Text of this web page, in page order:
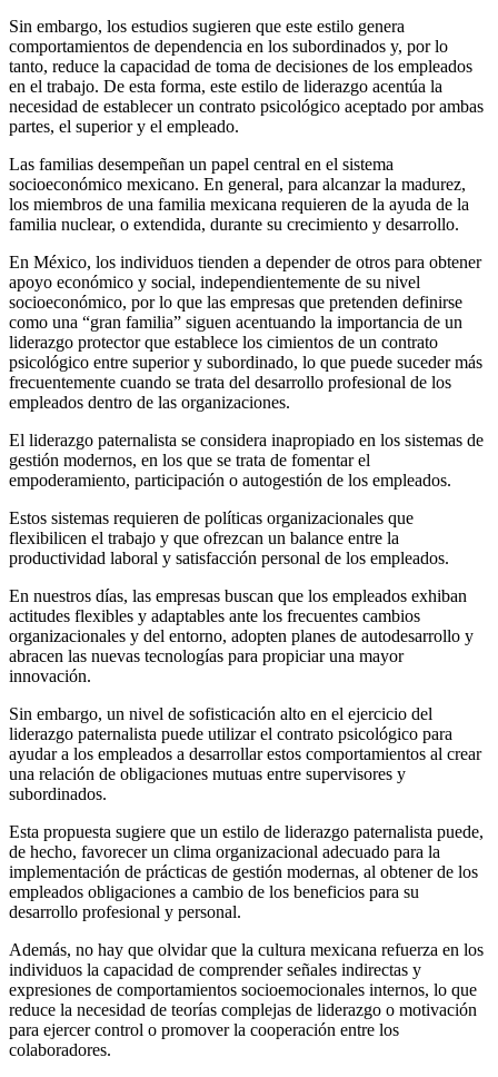
Sin embargo, los estudios sugieren que este estilo genera
comportamientos de dependencia en los subordinados y, por lo
tanto, reduce la capacidad de toma de decisiones de los empleados
en el trabajo. De esta forma, este estilo de liderazgo acentúa la
necesidad de establecer un contrato psicológico aceptado por ambas
partes, el superior y el empleado.
Las familias desempeñan un papel central en el sistema
socioeconómico mexicano. En general, para alcanzar la madurez,
los miembros de una familia mexicana requieren de la ayuda de la
familia nuclear, o extendida, durante su crecimiento y desarrollo.
En México, los individuos tienden a depender de otros para obtener
apoyo económico y social, independientemente de su nivel
socioeconómico, por lo que las empresas que pretenden definirse
como una “gran familia” siguen acentuando la importancia de un
liderazgo protector que establece los cimientos de un contrato
psicológico entre superior y subordinado, lo que puede suceder más
frecuentemente cuando se trata del desarrollo profesional de los
empleados dentro de las organizaciones.
El liderazgo paternalista se considera inapropiado en los sistemas de
gestión modernos, en los que se trata de fomentar el
empoderamiento, participación o autogestión de los empleados.
Estos sistemas requieren de políticas organizacionales que
flexibilicen el trabajo y que ofrezcan un balance entre la
productividad laboral y satisfacción personal de los empleados.
En nuestros días, las empresas buscan que los empleados exhiban
actitudes flexibles y adaptables ante los frecuentes cambios
organizacionales y del entorno, adopten planes de autodesarrollo y
abracen las nuevas tecnologías para propiciar una mayor
innovación.
Sin embargo, un nivel de sofisticación alto en el ejercicio del
liderazgo paternalista puede utilizar el contrato psicológico para
ayudar a los empleados a desarrollar estos comportamientos al crear
una relación de obligaciones mutuas entre supervisores y
subordinados.
Esta propuesta sugiere que un estilo de liderazgo paternalista puede,
de hecho, favorecer un clima organizacional adecuado para la
implementación de prácticas de gestión modernas, al obtener de los
empleados obligaciones a cambio de los beneficios para su
desarrollo profesional y personal.
Además, no hay que olvidar que la cultura mexicana refuerza en los
individuos la capacidad de comprender señales indirectas y
expresiones de comportamientos socioemocionales internos, lo que
reduce la necesidad de teorías complejas de liderazgo o motivación
para ejercer control o promover la cooperación entre los
colaboradores.